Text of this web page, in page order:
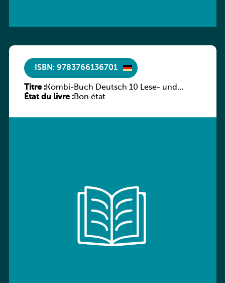
ISBN: 9783766136701
Titre :Kombi-Buch Deutsch 10 Lese- und
Sprachbuch
État du livre :Bon état